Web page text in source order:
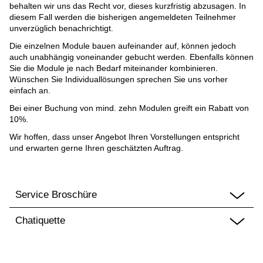
behalten wir uns das Recht vor, dieses kurzfristig abzusagen. In
diesem Fall werden die bisherigen angemeldeten Teilnehmer
unverzüglich benachrichtigt.
Die einzelnen Module bauen aufeinander auf, können jedoch
auch unabhängig voneinander gebucht werden. Ebenfalls können
Sie die Module je nach Bedarf miteinander kombinieren.
Wünschen Sie Individuallösungen sprechen Sie uns vorher
einfach an.
Bei einer Buchung von mind. zehn Modulen greift ein Rabatt von
10%.
Wir hoffen, dass unser Angebot Ihren Vorstellungen entspricht
und erwarten gerne Ihren geschätzten Auftrag.
Service Broschüre
Chatiquette